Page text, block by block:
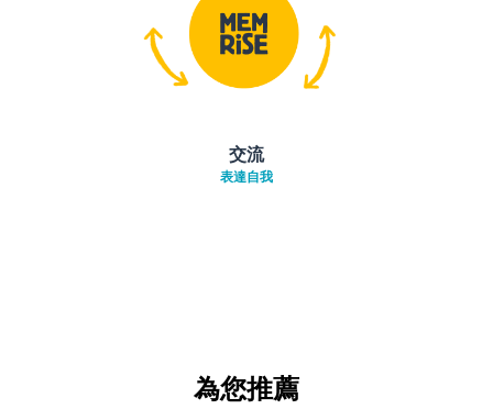
交流
表達自我
為您推薦